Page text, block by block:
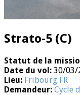
Strato-5 (C)
Statut de la
Date du vol: 30/03/
Lieu: Fribourg FR
Demandeur: Cycle